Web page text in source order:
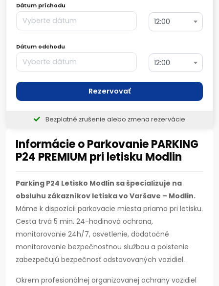
Informácie o Parkovanie PARKING
P24 PREMIUM pri letisku Modlin
Parking P24 Letisko Modlin sa špecializuje na
obsluhu zákazníkov letiska vo Varšave – Modlin.
Máme k dispozícii parkovacie miesta priamo pri letisku.
Cesta trvá 5 min. 24-hodinová ochrana,
monitorovanie 24h/7, osvetlenie, dodatočné
monitorovanie bezpečnostnou službou a poistenie
zabezpečujú bezpečnosť odstavovaných vozidiel.
Okrem profesionálnej organizovanej ochrany vozidiel
Dátum príchodu
12:00
Dátum odchodu
12:00
Rezervovať
Bezplatné zrušenie alebo zmena rezervácie